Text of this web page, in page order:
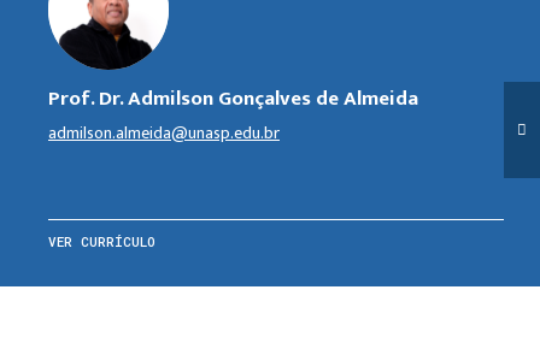
Prof. Dr. Admilson Gonçalves de Almeida
admilson.almeida@unasp.edu.br
VER CURRÍCULO